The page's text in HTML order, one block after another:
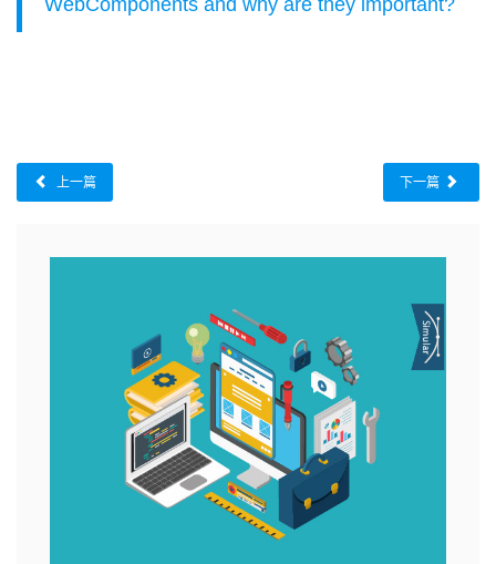
上一篇 下一篇